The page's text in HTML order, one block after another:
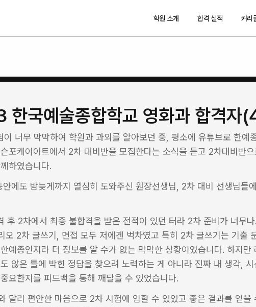
학원 소개 합격 실적 커리
국예술종합학교 영화과 합격자
너무 막막하여 학원과 과외를 알아보던 중, 평소에 유튜브로 한예
포케이아트에서 2차 대비반을 모집한다는 소식을 듣고 2차대비반
하였습니다.
에도 밤늦게까지 열심히 도와주신 원장선생님, 2차 대비 선생님들
후 2차에서 최종 불합격을 받은 전적이 있던 터라 2차 준비가 너무
오 2차 글쓰기, 면접 모두 저에겐 벅차였고 특히 2차 글쓰기는 기출
예종인지라 더 정보를 알 수가 없는 막막한 상황이었습니다. 하지만
않은 틀에 박힌 정답을 찾으려 노력하는 게 아니라 진짜 내 생각, 시
요한지를 피드백을 통해 깨달을 수 있었습니다.
달리 편안한 마음으로 2차 시험에 임할 수 있었고 좋은 결과를 얻을